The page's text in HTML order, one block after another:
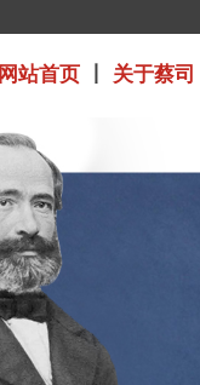
网站首页丨 关于蔡司